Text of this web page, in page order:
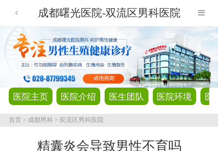
成都曙光医院-双流区男科医院
医院主页 医院介绍 医生团队 医院环境 医
首页> 成都男科> 双流区男科医院
精囊炎会导致男性不育吗